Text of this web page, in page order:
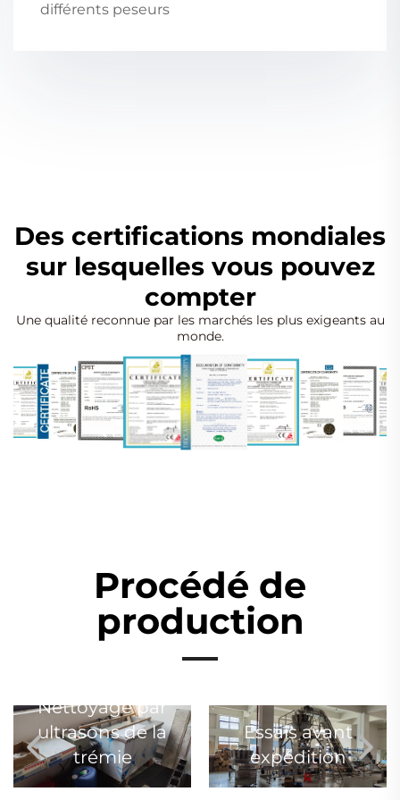
différents peseurs
Des certifications mondiales
sur lesquelles vous pouvez
compter
Une qualité reconnue par les marchés les plus exigeants au
monde.
Procédé de
production
Nettoyage par
ultrasons de la
trémie
Essais avant
expédition